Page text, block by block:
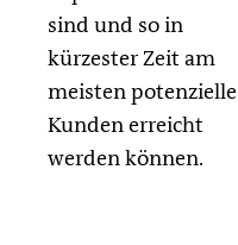
sind und so in
kürzester Zeit am
meisten potenzielle
Kunden erreicht
werden können.